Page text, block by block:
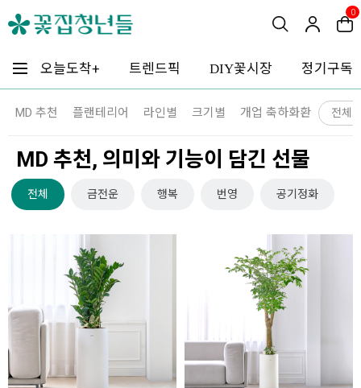
0
오늘도착+ 트렌드픽 DIY꽃시장 정기구독
MD 추천 플랜테리어 라인별 크기별 개업 축하화환 전체
MD 추천, 의미와 기능이 담긴 선물
전체 금전운 행복 번영 공기정화